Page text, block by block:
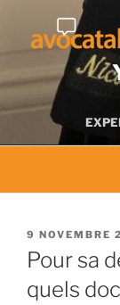
contenu
PUBLIÉ
LE
9 NOVEMBRE
Pour sa
quels